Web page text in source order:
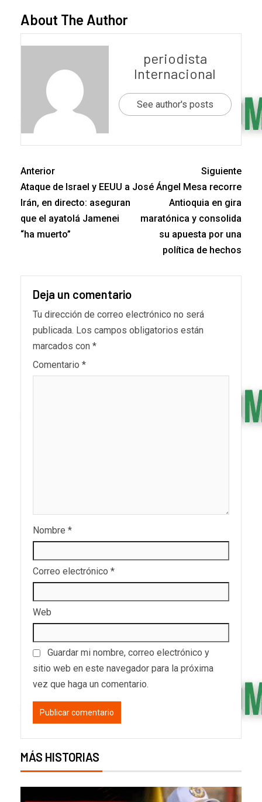
About The Author
periodista
Internacional
See author's posts
Anterior
Ataque de Israel y EEUU a
Irán, en directo: aseguran
que el ayatolá Jamenei
“ha muerto”
Siguiente
José Ángel Mesa recorre
Antioquia en gira
maratónica y consolida
su apuesta por una
política de hechos
Deja un comentario
Tu dirección de correo electrónico no será
publicada. Los campos obligatorios están
marcados con *
Comentario *
Nombre *
Correo electrónico *
Web
Guardar mi nombre, correo electrónico y
sitio web en este navegador para la próxima
vez que haga un comentario.
MÁS HISTORIAS